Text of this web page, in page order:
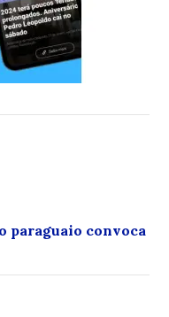
paraguaio convoca